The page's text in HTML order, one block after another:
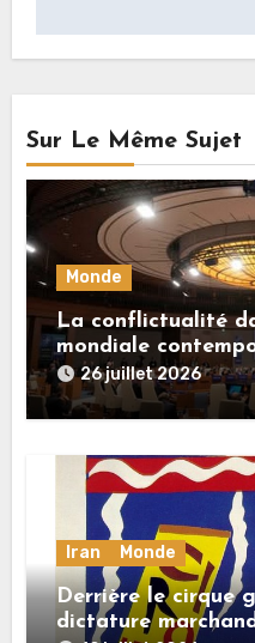
Sur Le Même Sujet
Monde
La conflictualité
mondiale
26 juillet 2026
Iran Monde
Derrière le cirque
dictature